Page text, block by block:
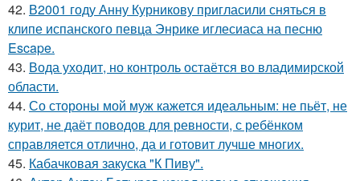
42. В2001 году Анну Курникову пригласили сняться в
клипе испанского певца Энрике иглесиаса на песню
Escape.
43. Вода уходит, но контроль остаётся во владимирской
области.
44. Со стороны мой муж кажется идеальным: не пьёт, не
курит, не даёт поводов для ревности, с ребёнком
справляется отлично, да и готовит лучше многих.
45. Кабачковая закуска "К Пиву".